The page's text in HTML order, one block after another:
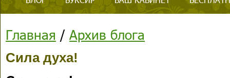
Главная / Архив блога
Сила духа!